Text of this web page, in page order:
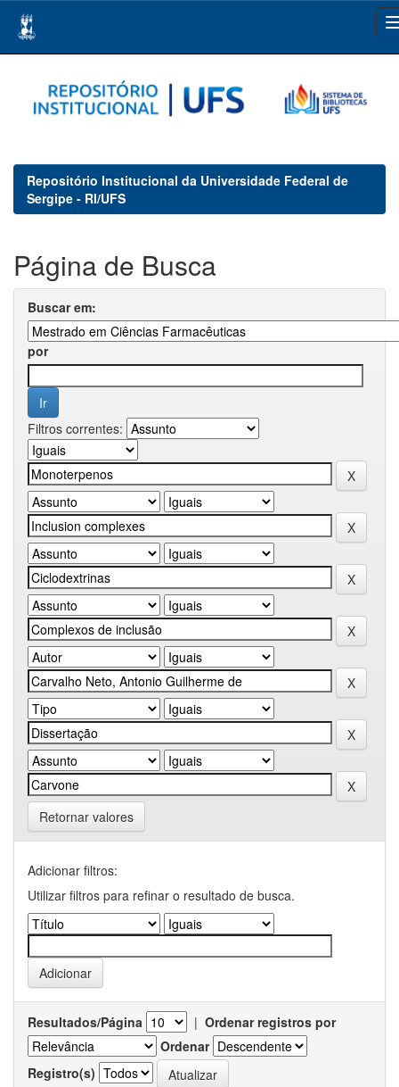
navigation
Repositório Institucional da Universidade Federal de
Sergipe - RI/UFS
Página de Busca
Buscar em:
por
Filtros correntes:
Retornar valores
Adicionar filtros:
Utilizar filtros para refinar o resultado de busca.
Resultados/Página | Ordenar registros por
Ordenar
Registro(s)